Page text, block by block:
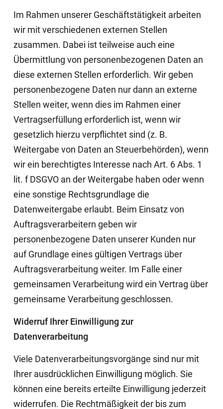
Im Rahmen unserer Geschäftstätigkeit arbeiten
wir mit verschiedenen externen Stellen
zusammen. Dabei ist teilweise auch eine
Übermittlung von personenbezogenen Daten an
diese externen Stellen erforderlich. Wir geben
personenbezogene Daten nur dann an externe
Stellen weiter, wenn dies im Rahmen einer
Vertragserfüllung erforderlich ist, wenn wir
gesetzlich hierzu verpflichtet sind (z. B.
Weitergabe von Daten an Steuerbehörden), wenn
wir ein berechtigtes Interesse nach Art. 6 Abs. 1
lit. f DSGVO an der Weitergabe haben oder wenn
eine sonstige Rechtsgrundlage die
Datenweitergabe erlaubt. Beim Einsatz von
Auftragsverarbeitern geben wir
personenbezogene Daten unserer Kunden nur
auf Grundlage eines gültigen Vertrags über
Auftragsverarbeitung weiter. Im Falle einer
gemeinsamen Verarbeitung wird ein Vertrag über
gemeinsame Verarbeitung geschlossen.
Widerruf Ihrer Einwilligung zur
Datenverarbeitung
Viele Datenverarbeitungsvorgänge sind nur mit
Ihrer ausdrücklichen Einwilligung möglich. Sie
können eine bereits erteilte Einwilligung jederzeit
widerrufen. Die Rechtmäßigkeit der bis zum